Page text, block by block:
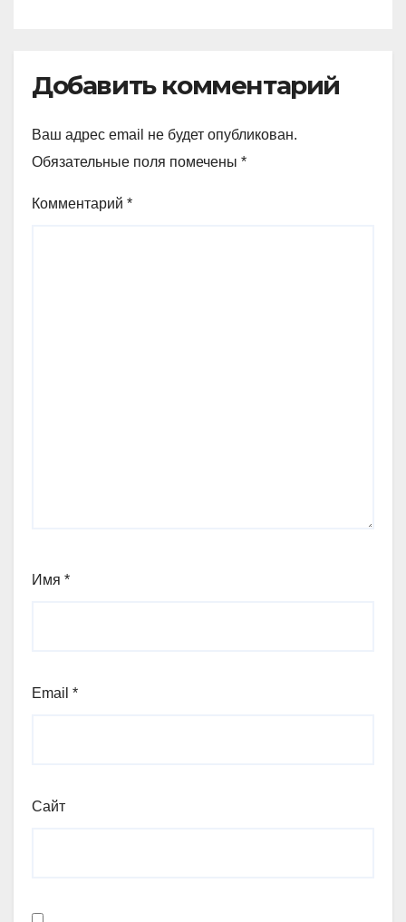
Добавить комментарий
Ваш адрес email не будет опубликован.
Обязательные поля помечены *
Комментарий *
Имя *
Email *
Сайт